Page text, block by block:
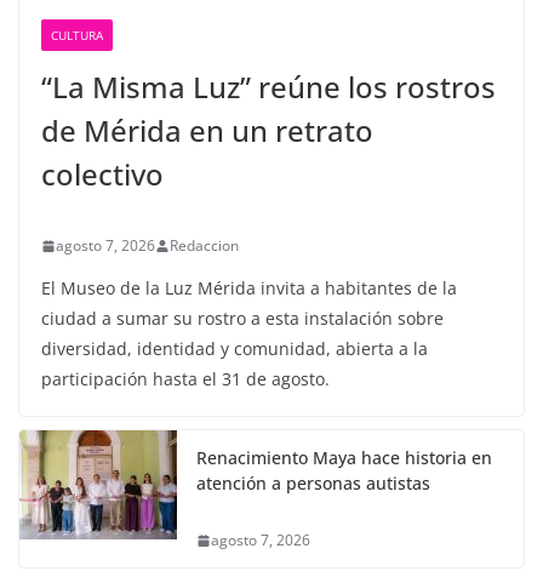
CULTURA
“La Misma Luz” reúne los rostros
de Mérida en un retrato
colectivo
agosto 7, 2026 Redaccion
El Museo de la Luz Mérida invita a habitantes de la
ciudad a sumar su rostro a esta instalación sobre
diversidad, identidad y comunidad, abierta a la
participación hasta el 31 de agosto.
Renacimiento Maya hace historia en
atención a personas autistas
agosto 7, 2026